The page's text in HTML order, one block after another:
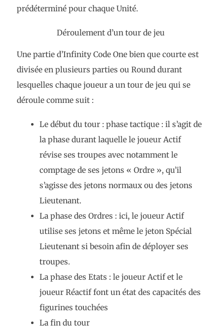
prédéterminé pour chaque Unité.
Déroulement d’un tour de jeu
Une partie d’Infinity Code One bien que courte est
divisée en plusieurs parties ou Round durant
lesquelles chaque joueur a un tour de jeu qui se
déroule comme suit :
Le début du tour : phase tactique : il s’agit de
la phase durant laquelle le joueur Actif
révise ses troupes avec notamment le
comptage de ses jetons « Ordre », qu’il
s’agisse des jetons normaux ou des jetons
Lieutenant.
La phase des Ordres : ici, le joueur Actif
utilise ses jetons et même le jeton Spécial
Lieutenant si besoin afin de déployer ses
troupes.
La phase des Etats : le joueur Actif et le
joueur Réactif font un état des capacités des
figurines touchées
La fin du tour